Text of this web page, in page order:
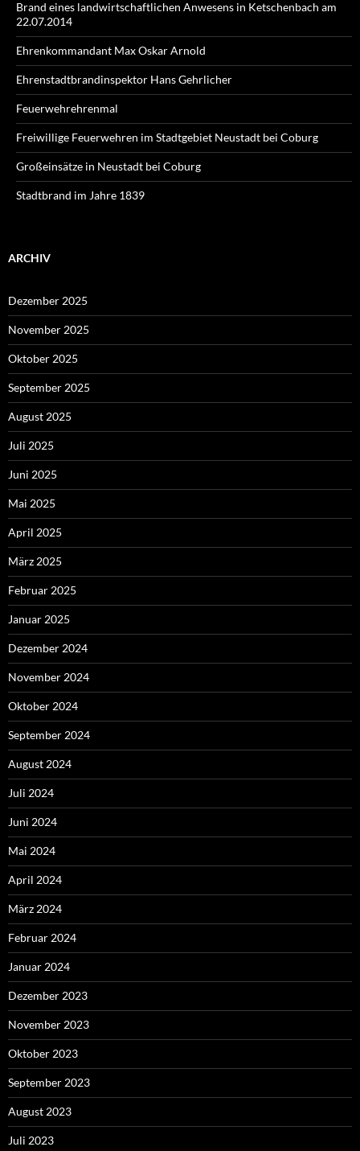
Brand eines landwirtschaftlichen Anwesens in Ketschenbach am
22.07.2014
Ehrenkommandant Max Oskar Arnold
Ehrenstadtbrandinspektor Hans Gehrlicher
Feuerwehrehrenmal
Freiwillige Feuerwehren im Stadtgebiet Neustadt bei Coburg
Großeinsätze in Neustadt bei Coburg
Stadtbrand im Jahre 1839
ARCHIV
Dezember 2025
November 2025
Oktober 2025
September 2025
August 2025
Juli 2025
Juni 2025
Mai 2025
April 2025
März 2025
Februar 2025
Januar 2025
Dezember 2024
November 2024
Oktober 2024
September 2024
August 2024
Juli 2024
Juni 2024
Mai 2024
April 2024
März 2024
Februar 2024
Januar 2024
Dezember 2023
November 2023
Oktober 2023
September 2023
August 2023
Juli 2023